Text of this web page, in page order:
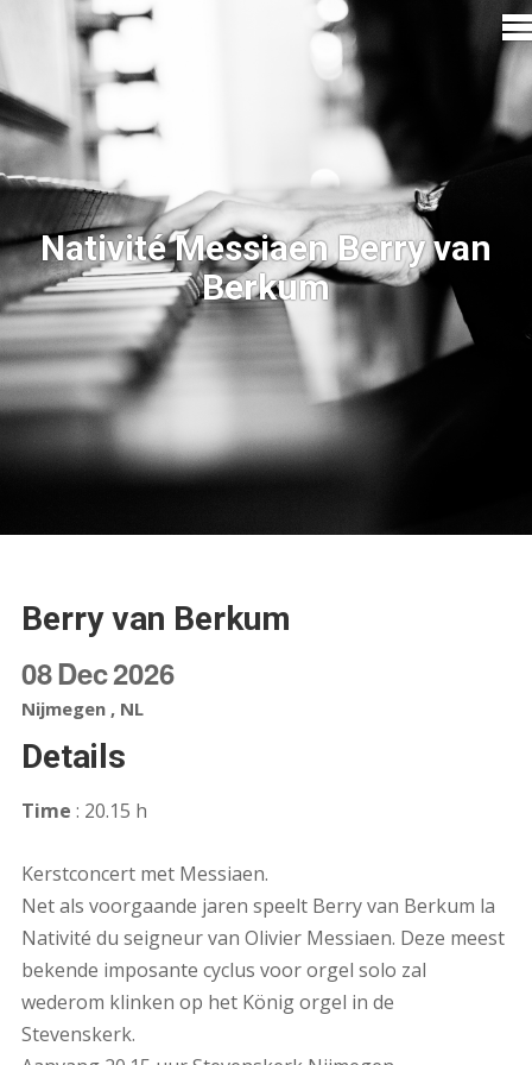
Nativité Messiaen Berry van
Berkum
Berry van Berkum
08Dec2026
Nijmegen , NL
Details
Time : 20.15 h
Kerstconcert met Messiaen.
Net als voorgaande jaren speelt Berry van Berkum la
Nativité du seigneur van Olivier Messiaen. Deze meest
bekende imposante cyclus voor orgel solo zal
wederom klinken op het König orgel in de
Stevenskerk.